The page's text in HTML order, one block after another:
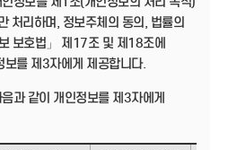
처리하며, 정보주체의 동의, 법률의
보호법」 제17조 및 제18조에
보를 제3자에게 제공합니다.
과 같이 개인정보를 제3자에게